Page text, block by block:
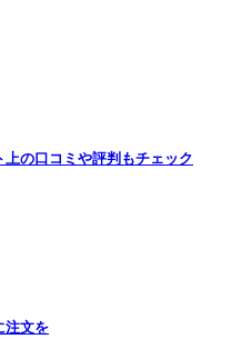
の口コミや評判もチェック
注文を